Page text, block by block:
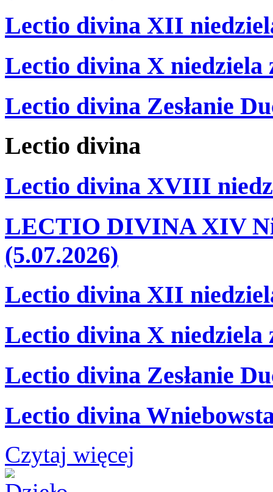
Lectio divina XII
Lectio divina X niedziela
Lectio divina Zesłanie
Lectio divina
Lectio divina XVIII
LECTIO DIVINA XIV
(5.07.2026)
Lectio divina XII
Lectio divina X niedziela
Lectio divina Zesłanie
Lectio divina
Czytaj więcej